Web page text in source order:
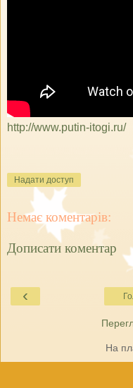
http://www.putin-itogi.ru/
Надати доступ
Немає коментарів:
Дописати коментар
‹
На